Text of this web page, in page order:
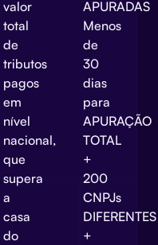
valor
total
de
tributos
pagos
em
nível
nacional,
que
supera
a
casa
do
APURADAS
Menos
de
30
dias
para
APURAÇÃO
TOTAL
+
200
CNPJs
DIFERENTES
+